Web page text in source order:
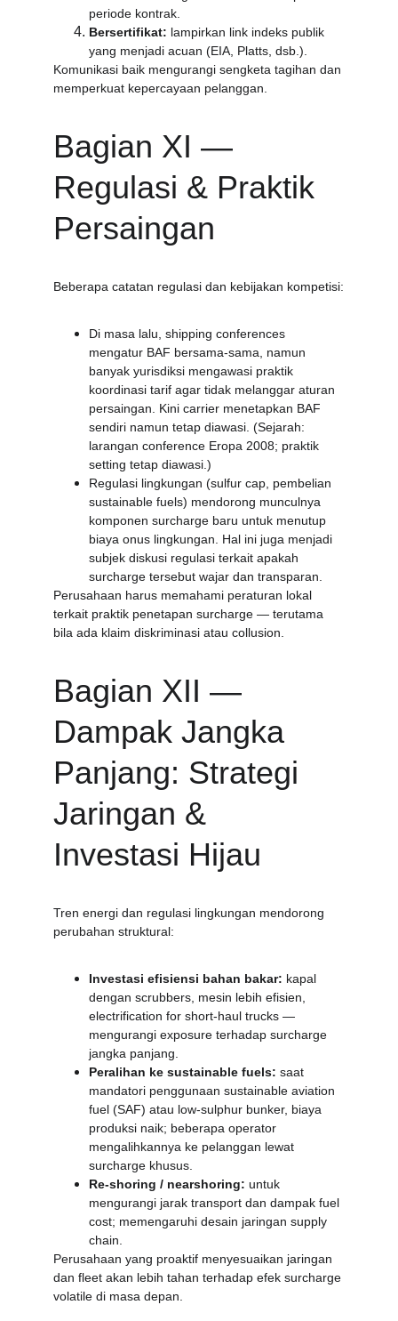
periode kontrak.
Bersertifikat: lampirkan link indeks publik
yang menjadi acuan (EIA, Platts, dsb.).
Komunikasi baik mengurangi sengketa tagihan dan
memperkuat kepercayaan pelanggan.
Bagian XI —
Regulasi & Praktik
Persaingan
Beberapa catatan regulasi dan kebijakan kompetisi:
Di masa lalu, shipping conferences
mengatur BAF bersama-sama, namun
banyak yurisdiksi mengawasi praktik
koordinasi tarif agar tidak melanggar aturan
persaingan. Kini carrier menetapkan BAF
sendiri namun tetap diawasi. (Sejarah:
larangan conference Eropa 2008; praktik
setting tetap diawasi.)
Regulasi lingkungan (sulfur cap, pembelian
sustainable fuels) mendorong munculnya
komponen surcharge baru untuk menutup
biaya onus lingkungan. Hal ini juga menjadi
subjek diskusi regulasi terkait apakah
surcharge tersebut wajar dan transparan.
Perusahaan harus memahami peraturan lokal
terkait praktik penetapan surcharge — terutama
bila ada klaim diskriminasi atau collusion.
Bagian XII —
Dampak Jangka
Panjang: Strategi
Jaringan &
Investasi Hijau
Tren energi dan regulasi lingkungan mendorong
perubahan struktural:
Investasi efisiensi bahan bakar: kapal
dengan scrubbers, mesin lebih efisien,
electrification for short-haul trucks —
mengurangi exposure terhadap surcharge
jangka panjang.
Peralihan ke sustainable fuels: saat
mandatori penggunaan sustainable aviation
fuel (SAF) atau low-sulphur bunker, biaya
produksi naik; beberapa operator
mengalihkannya ke pelanggan lewat
surcharge khusus.
Re-shoring / nearshoring: untuk
mengurangi jarak transport dan dampak fuel
cost; memengaruhi desain jaringan supply
chain.
Perusahaan yang proaktif menyesuaikan jaringan
dan fleet akan lebih tahan terhadap efek surcharge
volatile di masa depan.